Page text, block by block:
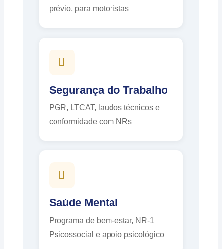
prévio, para motoristas
Segurança do Trabalho
PGR, LTCAT, laudos técnicos e
conformidade com NRs
Saúde Mental
Programa de bem-estar, NR-1
Psicossocial e apoio psicológico